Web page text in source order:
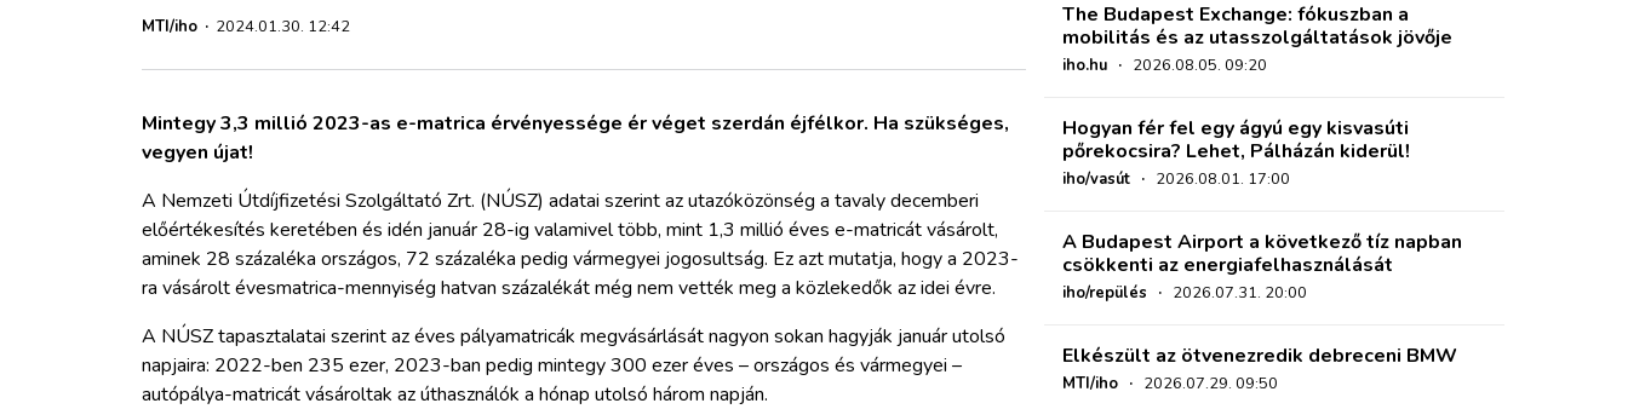
HAJÓZÁS
ARCHÍVUM
WEBSHOP
BELÉPÉS
MTI/iho · 2024.01.30. 12:42
Mintegy 3,3 millió 2023-as e-matrica érvényessége ér véget szerdán éjfélkor. Ha szükséges,
vegyen újat!
A Nemzeti Útdíjfizetési Szolgáltató Zrt. (NÚSZ) adatai szerint az utazóközönség a tavaly decemberi
előértékesítés keretében és idén január 28-ig valamivel több, mint 1,3 millió éves e-matricát vásárolt,
aminek 28 százaléka országos, 72 százaléka pedig vármegyei jogosultság. Ez azt mutatja, hogy a 2023-
ra vásárolt évesmatrica-mennyiség hatvan százalékát még nem vették meg a közlekedők az idei évre.
A NÚSZ tapasztalatai szerint az éves pályamatricák megvásárlását nagyon sokan hagyják január utolsó
napjaira: 2022-ben 235 ezer, 2023-ban pedig mintegy 300 ezer éves – országos és vármegyei –
autópálya-matricát vásároltak az úthasználók a hónap utolsó három napján.
The Budapest Exchange: fókuszban a
mobilitás és az utasszolgáltatások jövője
iho.hu · 2026.08.05. 09:20
Hogyan fér fel egy ágyú egy kisvasúti
pőrekocsira? Lehet, Pálházán kiderül!
iho/vasút · 2026.08.01. 17:00
A Budapest Airport a következő tíz napban
csökkenti az energiafelhasználását
iho/repülés · 2026.07.31. 20:00
Elkészült az ötvenezredik debreceni BMW
MTI/iho · 2026.07.29. 09:50